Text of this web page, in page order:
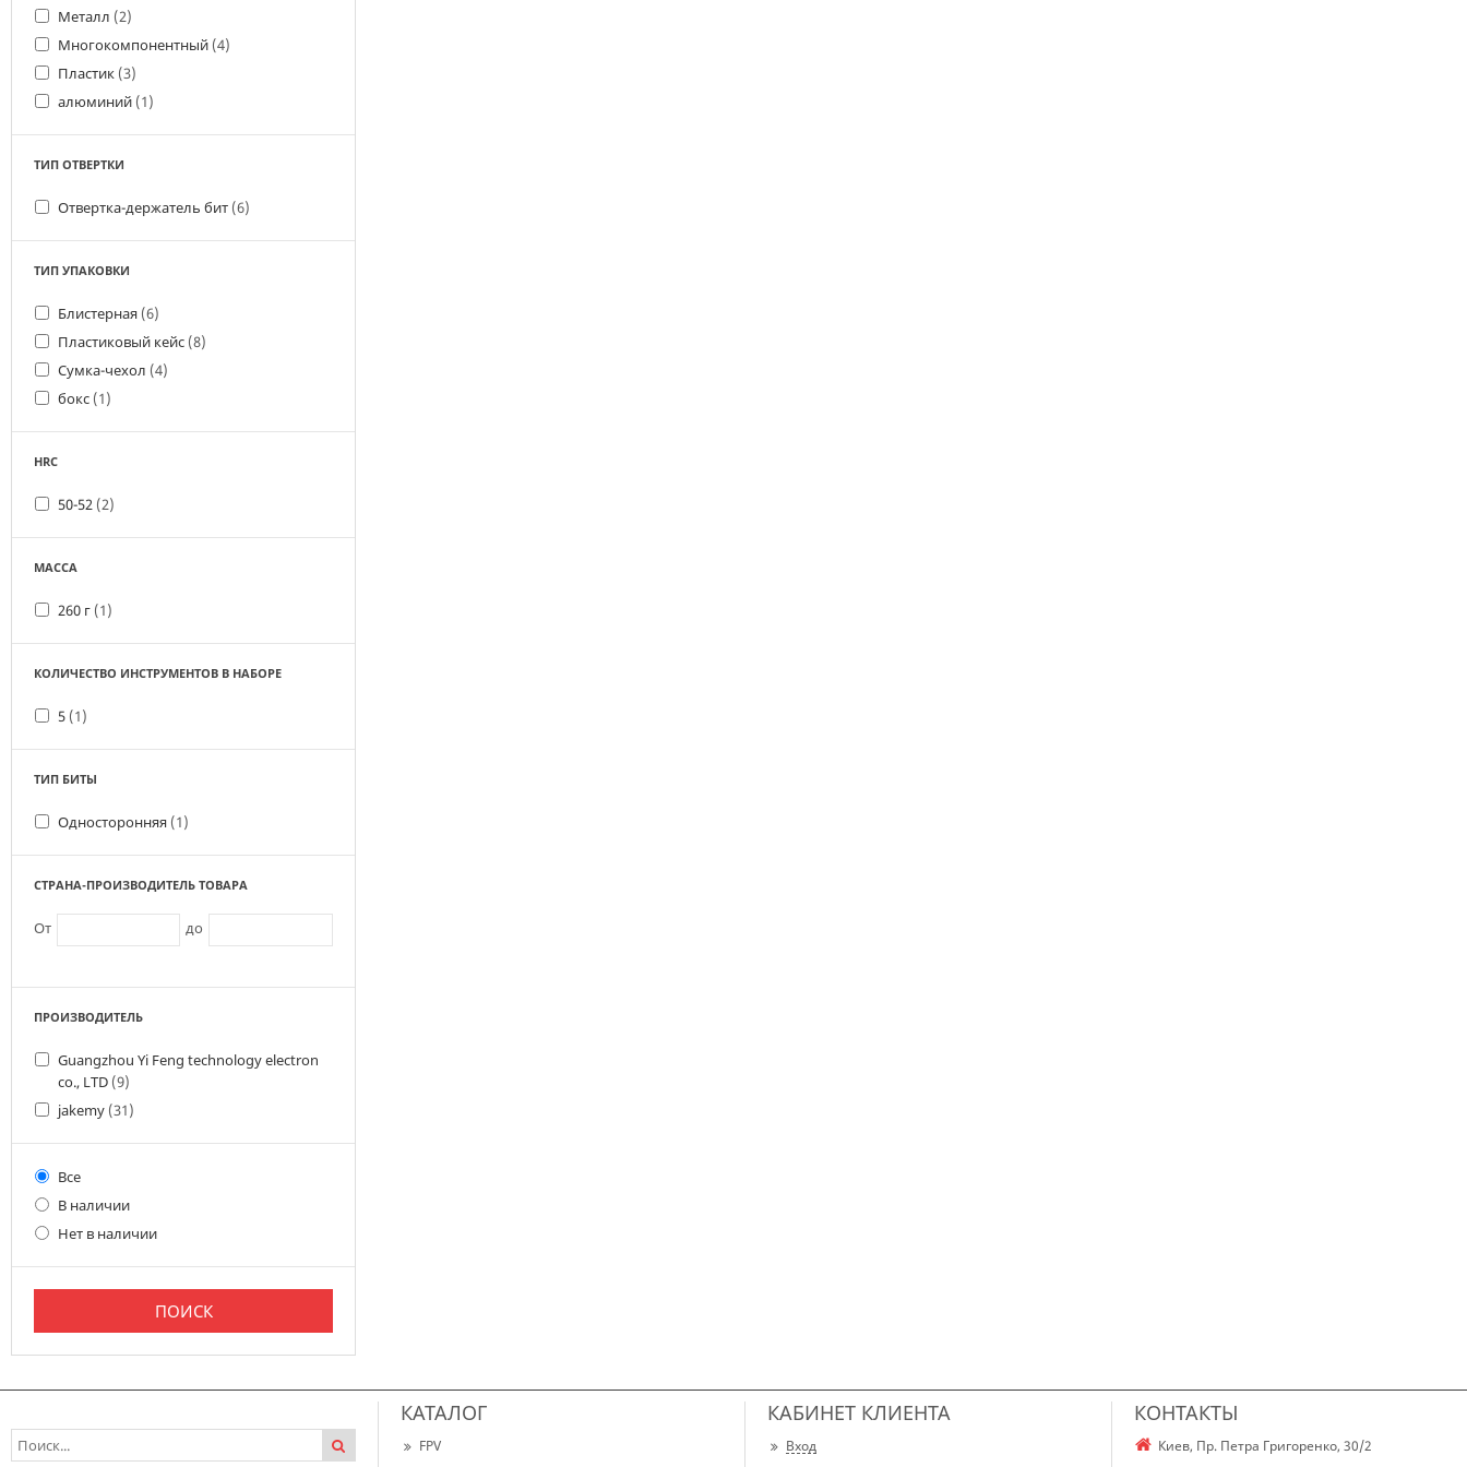
Металл (2)
Многокомпонентный (4)
Пластик (3)
алюминий (1)
ТИП ОТВЕРТКИ
Отвертка-держатель бит (6)
ТИП УПАКОВКИ
Блистерная (6)
Пластиковый кейс (8)
Сумка-чехол (4)
бокс (1)
HRC
50-52 (2)
МАССА
260 г (1)
КОЛИЧЕСТВО ИНСТРУМЕНТОВ В НАБОРЕ
5 (1)
ТИП БИТЫ
Односторонняя (1)
СТРАНА-ПРОИЗВОДИТЕЛЬ ТОВАРА
От до
ПРОИЗВОДИТЕЛЬ
Guangzhou Yi Feng technology electron
co., LTD (9)
jakemy (31)
Все
В наличии
Нет в наличии
КАТАЛОГ
FPV
КАБИНЕТ КЛИЕНТА
Вход
КОНТАКТЫ
Киев, Пр. Петра Григоренко, 30/2